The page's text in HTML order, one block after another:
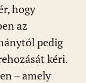
hogy
az
pedig
kéri.
– amely